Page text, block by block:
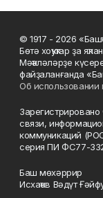
© 1917 - 2026
Бөтә хоҡуҡтар ҙа
Мәҡәләләрҙе
файҙаланғанда
Об использовании
связи,
коммуникаций
серия ПИ ФС77-
Баш мөхәррир
Исхаҡов Вәдүт